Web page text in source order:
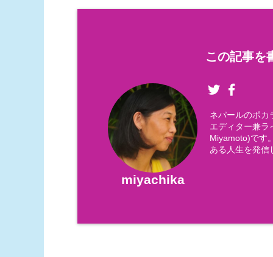
この記事を
miyachika
ネパールのポカ
エディター兼ラ
Miyamoto)です
ある人生を発信